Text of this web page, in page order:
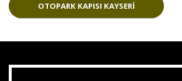
OTOPARK KAPISI KAYSERI